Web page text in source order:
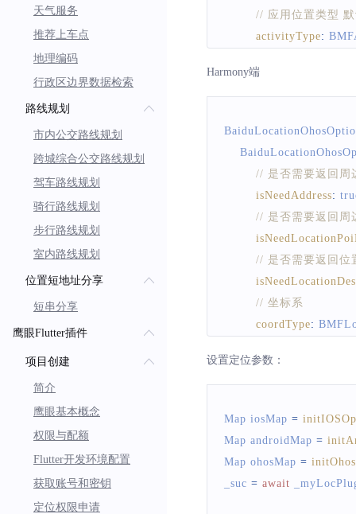
天气服务
推荐上车点
地理编码
行政区边界数据检索
路线规划
市内公交路线规划
跨城综合公交路线规划
驾车路线规划
骑行路线规划
步行路线规划
室内路线规划
位置短地址分享
短串分享
鹰眼Flutter插件
项目创建
简介
鹰眼基本概念
权限与配额
Flutter开发环境配置
获取账号和密钥
定位权限申请
);
return
// 应用位置类型
activityType:
desiredAccuracy
// 是否需要最新版
return options;
}
Harmony端
// 是否需要返回周
isNeedAddress:
// 是否需要返回周
// 是否需要返回位
// 坐标系
coordType:
}
设置定位参数：
Map iosMap =
Map androidMap =
Map ohosMap =
_suc = await